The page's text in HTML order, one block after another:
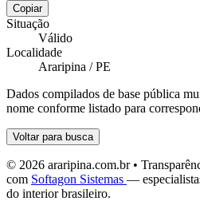
Copiar
Situação
Válido
Localidade
Araripina / PE
Dados compilados de base pública
nome conforme listado para
Voltar para busca
© 2026 araripina.com.br •
com Softagon Sistemas —
do interior brasileiro.